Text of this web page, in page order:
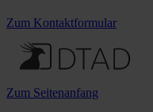
Zum Kontaktformular
Zum Seitenanfang